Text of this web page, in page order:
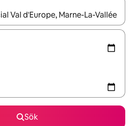
kan du navigera med upp- och
Sök